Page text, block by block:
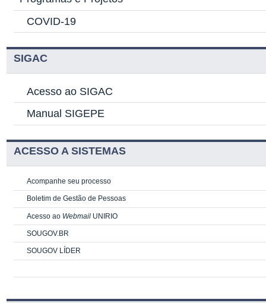
COVID-19
SIGAC
Acesso ao SIGAC
Manual SIGEPE
ACESSO A SISTEMAS
Acompanhe seu processo
Boletim de Gestão de Pessoas
Acesso ao Webmail UNIRIO
SOUGOV.BR
SOUGOV LÍDER